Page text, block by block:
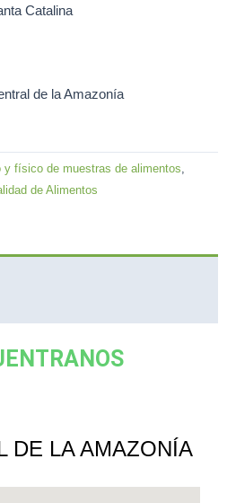
Catalina
de la Amazonía
físico de muestras de alimentos,
de Alimentos
DE LA AMAZONÍA